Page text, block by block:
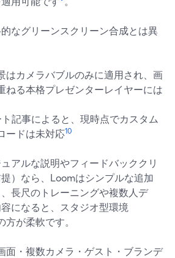
なグリーンスクリーン合成とは異
はカメラバブルのみに適用され、画
ねる本格プレゼンターレイヤーには
記事によると、現時点でカスタム
ードは未対応10
アルな説明やフィードバッククリ
）なら、Loomはシンプルな追加
長尺のトレーニングや複数人デ
になると、スタジオ型環境
方が柔軟です。
面・複数カメラ・ゲスト・ブランデ